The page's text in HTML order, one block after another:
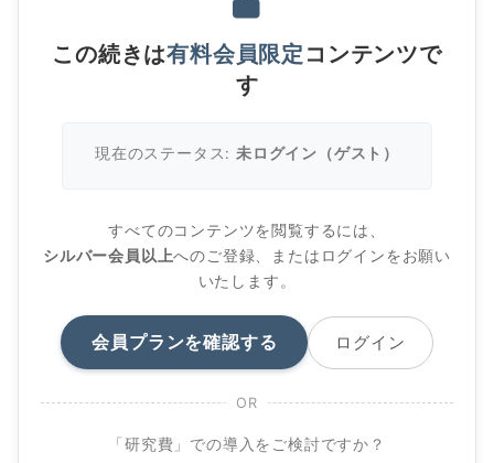
この続きは有料会員限定 コンテンツで
す
現在のステータス: 未ログイン（ゲスト）
すべてのコンテンツを閲覧するには、
シルバー会員以上へのご登録、またはログインをお願い
いたします。
会員プランを確認する ログイン
OR
「研究費」での導入をご検討ですか？